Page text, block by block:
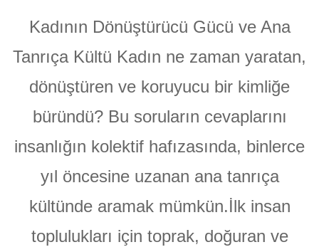
ANA’NIN
YANKISI:
için
Kadının Dönüştürücü Gücü ve Ana
Tanrıça Kültü Kadın ne zaman yaratan,
dönüştüren ve koruyucu bir kimliğe
büründü? Bu soruların cevaplarını
insanlığın kolektif hafızasında, binlerce
yıl öncesine uzanan ana tanrıça
kültünde aramak mümkün.İlk insan
toplulukları için toprak, doğuran ve